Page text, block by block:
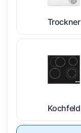
Trockner
Kochfeld